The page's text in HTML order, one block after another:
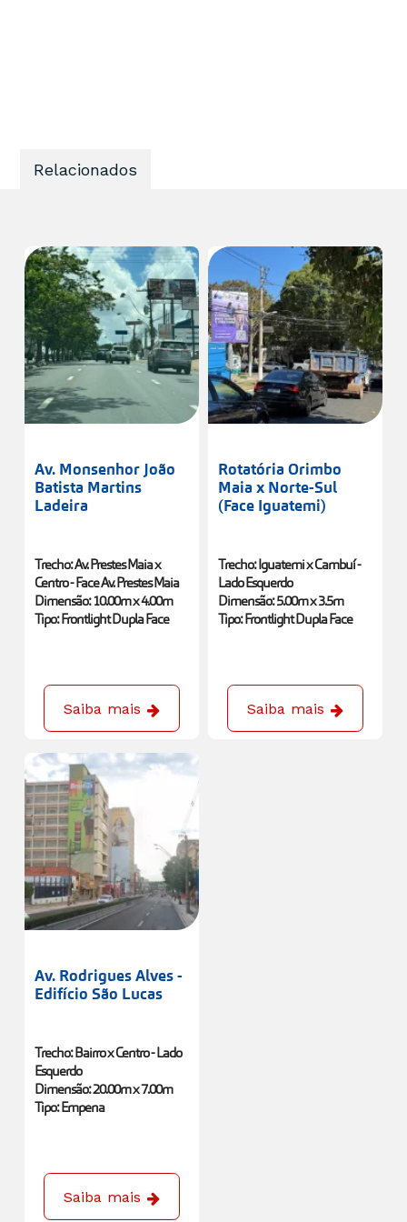
Relacionados
Av. Monsenhor João
Batista Martins
Ladeira
Trecho: Av. Prestes Maia x
Centro - Face Av. Prestes Maia
Dimensão: 10.00m x 4.00m
Tipo: Frontlight Dupla Face
Saiba mais
Rotatória Orimbo
Maia x Norte-Sul
(Face Iguatemi)
Trecho: Iguatemi x Cambuí -
Lado Esquerdo
Dimensão: 5.00m x 3.5m
Tipo: Frontlight Dupla Face
Av. Rodrigues Alves -
Edifício São Lucas
Trecho: Bairro x Centro - Lado
Esquerdo
Dimensão: 20.00m x 7.00m
Tipo: Empena